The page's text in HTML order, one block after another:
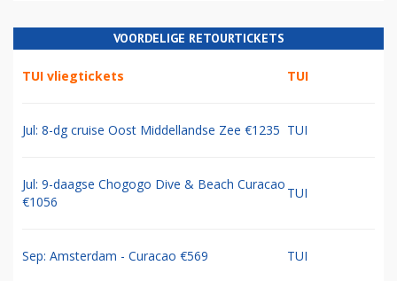
VOORDELIGE RETOURTICKETS
TUI vliegtickets TUI
Jul: 8-dg cruise Oost Middellandse Zee €1235 TUI
Jul: 9-daagse Chogogo Dive & Beach Curacao
€1056
TUI
Sep: Amsterdam - Curacao €569 TUI